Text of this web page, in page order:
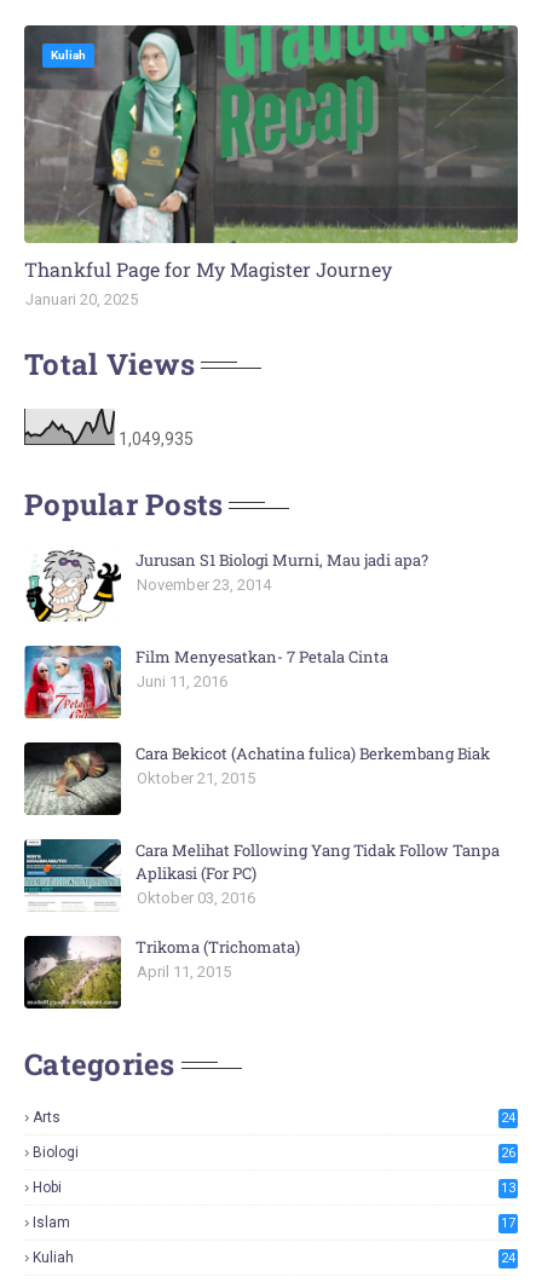
Kuliah
Thankful Page for My Magister Journey
Januari 20, 2025
Total Views
1,049,935
Popular Posts
Jurusan S1 Biologi Murni, Mau jadi apa?
November 23, 2014
Film Menyesatkan- 7 Petala Cinta
Juni 11, 2016
Cara Bekicot (Achatina fulica) Berkembang Biak
Oktober 21, 2015
Cara Melihat Following Yang Tidak Follow Tanpa
Aplikasi (For PC)
Oktober 03, 2016
Trikoma (Trichomata)
April 11, 2015
Categories
Arts 24
Biologi 26
Hobi 13
Islam 17
Kuliah 24